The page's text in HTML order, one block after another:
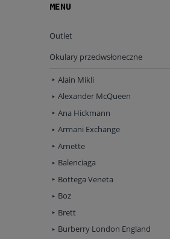
MENU
Outlet
Okulary przeciwsłoneczne
Alain Mikli
Alexander McQueen
Ana Hickmann
Armani Exchange
Arnette
Balenciaga
Bottega Veneta
Boz
Brett
Burberry London England